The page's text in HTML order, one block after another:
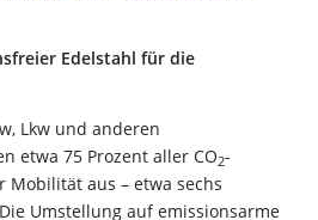
Edelstahl für die
Lkw und anderen
etwa 75 Prozent aller CO2-
Mobilität aus – etwa sechs
Umstellung auf emissionsarme